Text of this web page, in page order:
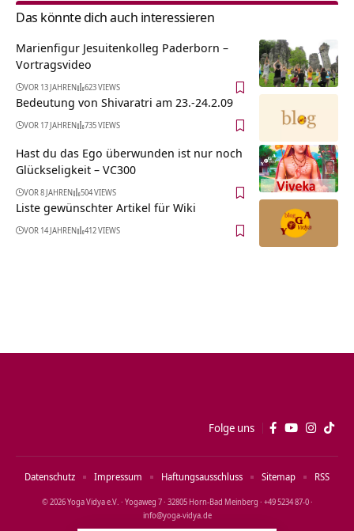
Das könnte dich auch interessieren
Marienfigur Jesuitenkolleg Paderborn‏‎ –
Vortragsvideo
VOR 13 JAHREN 623 VIEWS
Bedeutung von Shivaratri am 23.-24.2.09
VOR 17 JAHREN 735 VIEWS
Hast du das Ego überwunden ist nur noch
Glückseligkeit – VC300
VOR 8 JAHREN 504 VIEWS
Liste gewünschter Artikel für Wiki
VOR 14 JAHREN 412 VIEWS
Folge uns
© 2026 Yoga Vidya e.V. · Yogaweg 7 · 32805 Horn‑Bad Meinberg · +49 5234 87‑0 ·
info@yoga‑vidya.de
Datenschutz Impressum Haftungsausschluss Sitemap RSS